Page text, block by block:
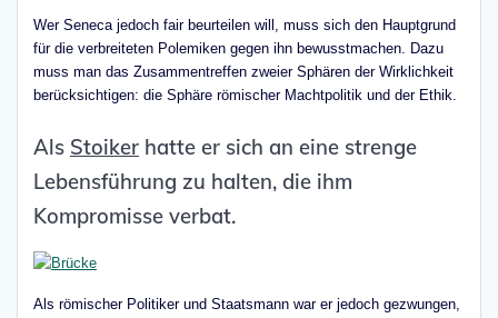
Wer Seneca jedoch fair beurteilen will, muss sich den Hauptgrund
für die verbreiteten Polemiken gegen ihn bewusstmachen. Dazu
muss man das Zusammentreffen zweier Sphären der Wirklichkeit
berücksichtigen: die Sphäre römischer Machtpolitik und der Ethik.
Als Stoiker hatte er sich an eine strenge
Lebensführung zu halten, die ihm
Kompromisse verbat.
Als römischer Politiker und Staatsmann war er jedoch gezwungen,